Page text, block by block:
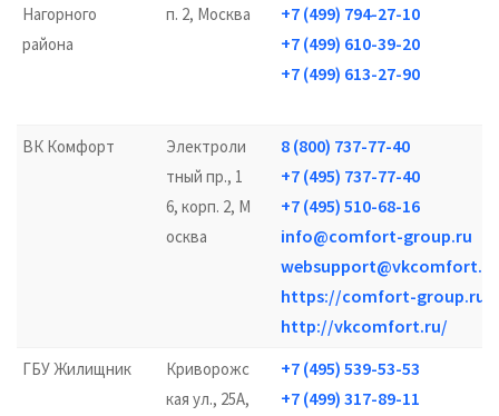
Нагорного
района
п. 2, Москва
+7 (499) 794-27-10
+7 (499) 610-39-20
+7 (499) 613-27-90
ВК Комфорт
Электроли
тный пр., 1
6, корп. 2, М
осква
8 (800) 737-77-40
+7 (495) 737-77-40
+7 (495) 510-68-16
info@comfort-group.ru
websupport@vkcomfort.ru
https://comfort-group.ru/
http://vkcomfort.ru/
ГБУ Жилищник
Криворожс
кая ул., 25А,
+7 (495) 539-53-53
+7 (499) 317-89-11